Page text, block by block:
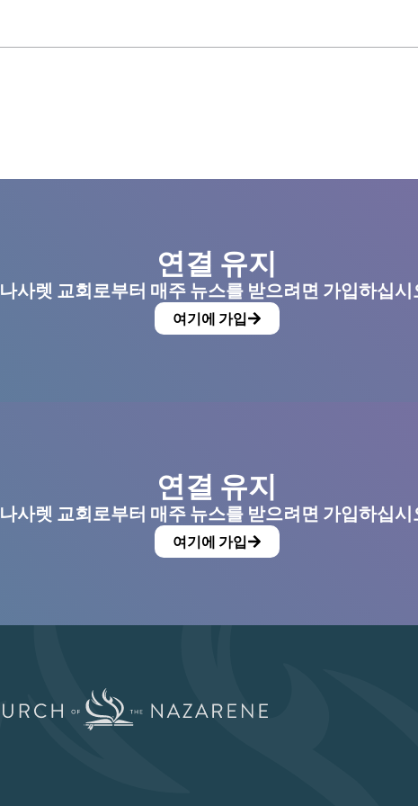
연결 유지
나사렛 교회로부터 매주 뉴스를 받으려면 가입하십시
여기에 가입
연결 유지
나사렛 교회로부터 매주 뉴스를 받으려면 가입하십시
여기에 가입